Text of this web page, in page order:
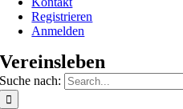
Registrieren
Anmelden
Vereinsleben
Suche nach: